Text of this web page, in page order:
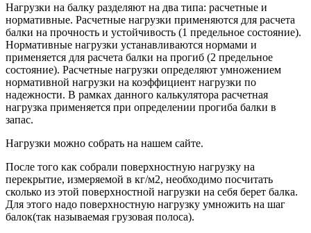
Нагрузки на балку разделяют на два типа: расчетные и
нормативные. Расчетные нагрузки применяются для расчета
балки на прочность и устойчивость (1 предельное состояние).
Нормативные нагрузки устанавливаются нормами и
применяется для расчета балки на прогиб (2 предельное
состояние). Расчетные нагрузки определяют умножением
нормативной нагрузки на коэффициент нагрузки по
надежности. В рамках данного калькулятора расчетная
нагрузка применяется при определении прогиба балки в
запас.
Нагрузки можно собрать на нашем сайте.
После того как собрали поверхностную нагрузку на
перекрытие, измеряемой в кг/м2, необходимо посчитать
сколько из этой поверхностной нагрузки на себя берет балка.
Для этого надо поверхностную нагрузку умножить на шаг
балок(так называемая грузовая полоса).